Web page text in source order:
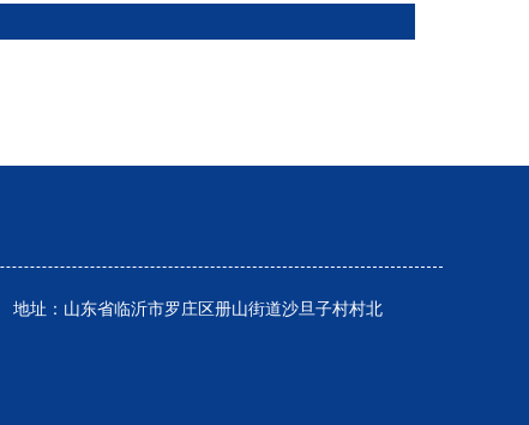
东省临沂市罗庄区册山街道沙旦子村村北